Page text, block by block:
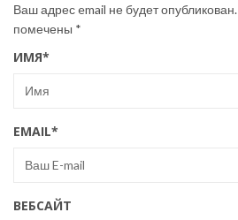
Ваш адрес email не будет опубликован.
помечены *
ИМЯ*
EMAIL*
ВЕБСАЙТ